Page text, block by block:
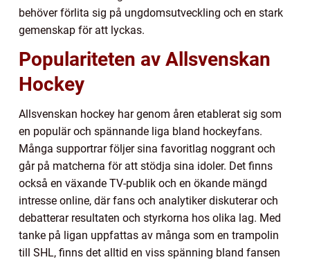
behöver förlita sig på ungdomsutveckling och en stark
gemenskap för att lyckas.
Populariteten av Allsvenskan
Hockey
Allsvenskan hockey har genom åren etablerat sig som
en populär och spännande liga bland hockeyfans.
Många supportrar följer sina favoritlag noggrant och
går på matcherna för att stödja sina idoler. Det finns
också en växande TV-publik och en ökande mängd
intresse online, där fans och analytiker diskuterar och
debatterar resultaten och styrkorna hos olika lag. Med
tanke på ligan uppfattas av många som en trampolin
till SHL, finns det alltid en viss spänning bland fansen